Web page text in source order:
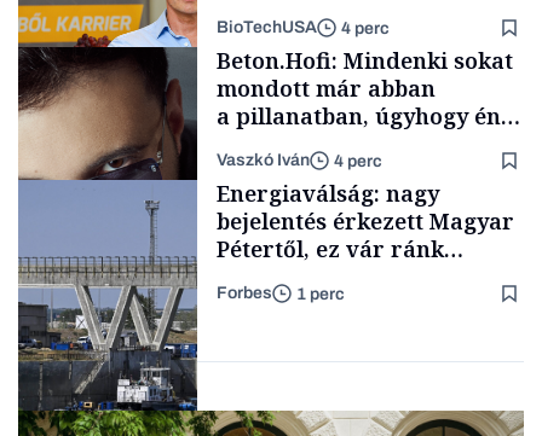
Politika
Content Lab HUB
BioTechUSA 4 perc
Forbes-sztori
Beton.Hofi: Mindenki sokat
mondott már abban
a pillanatban, úgyhogy én
a legsarkosabb
gondolataimat akartam
kimondani
Vaszkó Iván 4 perc
Energiaválság: nagy
bejelentés érkezett Magyar
Pétertől, ez vár ránk
péntektől
Forbes 1 perc